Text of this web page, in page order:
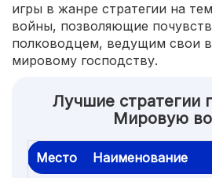
игры в жанре стратегии на
войны, позволяющие
полководцем, ведущим свои
мировому господству.
Лучшие стратегии
Мировую
Место Наименование